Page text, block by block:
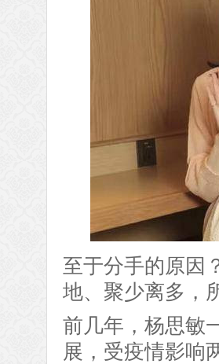
至于分手的原因
地、聚少离多，
前几年，杨思敏
展，受疫情影响